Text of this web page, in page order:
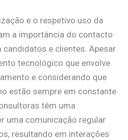
e o respetivo uso da
a importância do contacto
candidatos e clientes. Apesar
tecnológico que envolve
e considerando que
estão sempre em constante
têm uma
uma comunicação regular
resultando em interações